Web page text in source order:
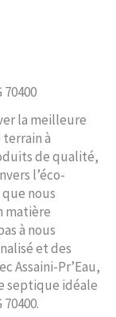
70400
la meilleure
à
de qualité,
l’éco-
nous
matière
à nous
et des
Assaini-Pr’Eau,
septique idéale